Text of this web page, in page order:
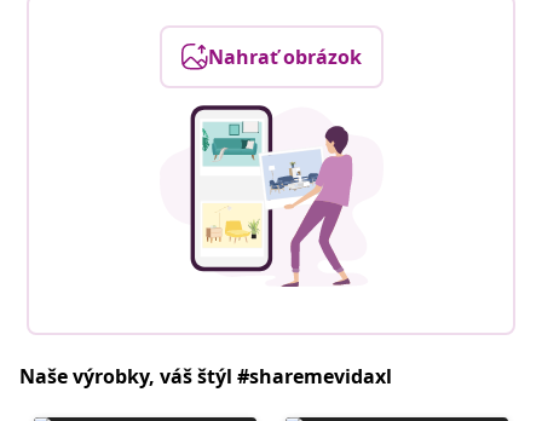
Nahrať obrázok
Naše výrobky, váš štýl #sharemevidaxl